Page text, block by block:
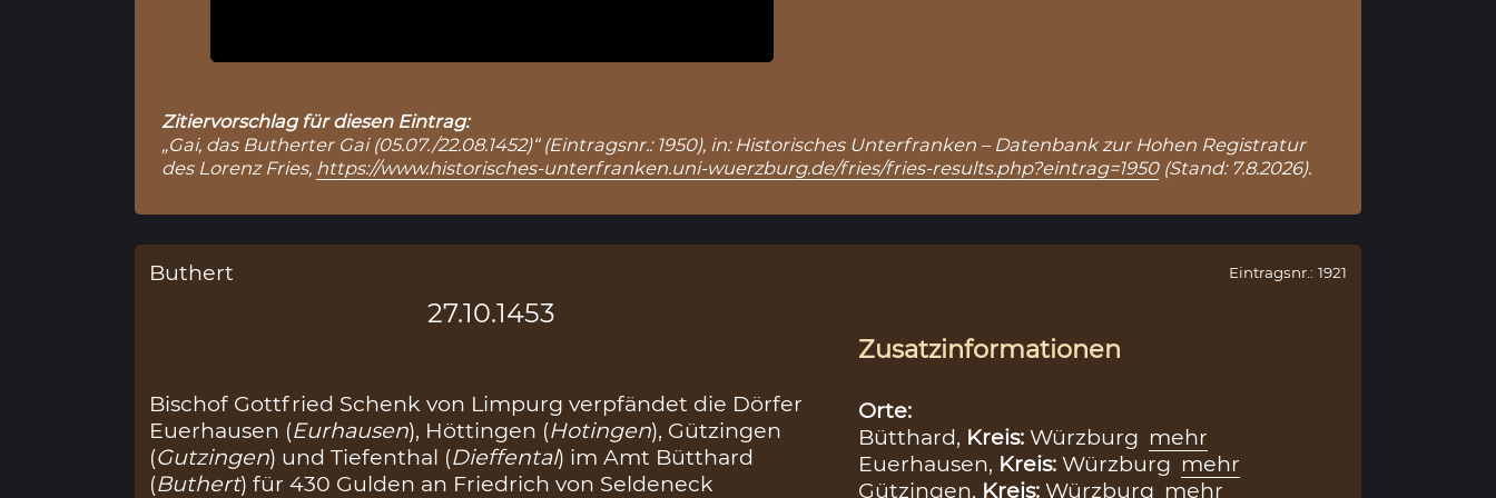
Zitiervorschlag für diesen Eintrag:
„Gai, das Butherter Gai (05.07./22.08.1452)“ (Eintragsnr.: 1950), in: Historisches Unterfranken – Datenbank zur Hohen Registratur
des Lorenz Fries, https://www.historisches-unterfranken.uni-wuerzburg.de/fries/fries-results.php?eintrag=1950(Stand: 7.8.2026).
Buthert
27.10.1453
Bischof Gottfried Schenk von Limpurg verpfändet die Dörfer
Euerhausen (Eurhausen), Höttingen (Hotingen), Gützingen
(Gutzingen) und Tiefenthal (Dieffental) im Amt Bütthard
(Buthert) für 430 Gulden an Friedrich von Seldeneck
Eintragsnr.: 1921
Zusatzinformationen
Orte:
Bütthard, Kreis: Würzburg mehr
Euerhausen, Kreis: Würzburg mehr
Gützingen, Kreis: Würzburg mehr